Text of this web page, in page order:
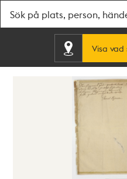
Visa vad